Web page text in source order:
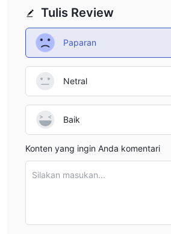
Tulis Review
Paparan
Netral
Baik
Konten yang ingin Anda komentari
Silakan masukan...